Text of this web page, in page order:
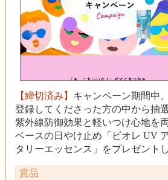
【締切済み】 キャンペーン期間中
登録してくださった方の中から抽
紫外線防御効果と軽いつけ心地を
ベースの日やけ止め「ビオレ UV
タリーエッセンス」をプレゼントし
賞品